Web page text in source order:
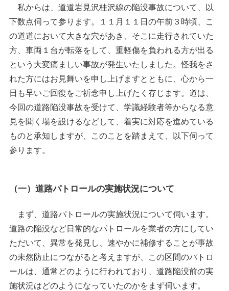
私からは、道道岩見沢桂沢線の陥没事故について、以
下数点伺って参ります。１１月１１日の午前３時頃、こ
の道道において大きな穴があき、そこに走行されていた
方、車両１台が転落をして、重軽傷を負われる方が出る
という大変痛ましい事故が発生いたしました。怪我をさ
れた方にはお見舞いを申し上げますとともに、心から一
日も早いご回復をご祈念申し上げたく存じます。道は、
今回の道路陥没事故を受けて、学識経験者等からなる意
見を聞く場を設けるなどして、着実に対応を進めている
ものと承知しますが、このことを踏まえて、以下伺って
参ります。
（一）道路パトロールの実施状況について
まず、道路パトロールの実施状況について伺います。
道路の陥没など日常的なパトロールを業者の方にしてい
ただいて、異常を発見し、速やかに補修することが事故
の未然防止につながると考えますが、この区間のパトロ
ールは、通常どのように行われており、道路陥没前の実
施状況はどのようになっていたのかをまず伺います。